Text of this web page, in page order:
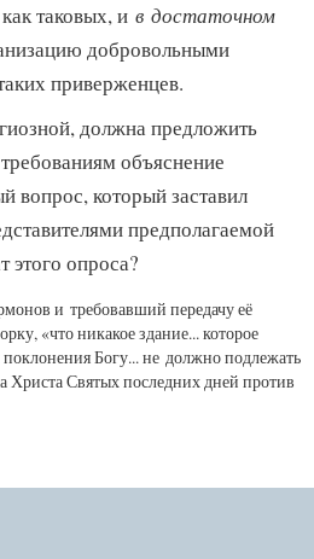
таковых, и в достаточном
добровольными
приверженцев.
должна предложить
объяснение
вопрос, который заставил
предполагаемой
этого опроса?
и требовавший передачу её
«что никакое здание... которое
Богу... не должно подлежать
Христа Святых последних дней против